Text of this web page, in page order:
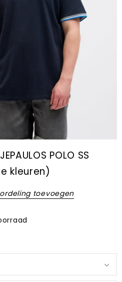
POLO SS
kleuren)
toevoegen